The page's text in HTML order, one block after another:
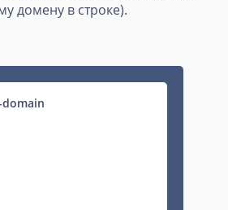
домену в строке).